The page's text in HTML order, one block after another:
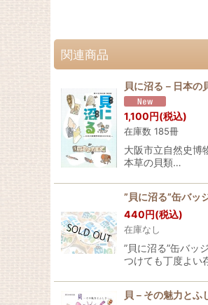
関連商品
貝に沼る－日本
1,100円(税込)
在庫数 185冊
大阪市立自然史
本草の貝類…
”貝に沼る”缶バッ
440円(税込)
在庫なし
”貝に沼る”缶バッ
つけても丁度よい
貝－その魅力とふ